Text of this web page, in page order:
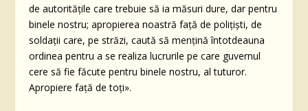
de autoritățile care trebuie să ia măsuri dure, dar pentru
binele nostru; apropierea noastră față de polițiști, de
soldații care, pe străzi, caută să mențină întotdeauna
ordinea pentru a se realiza lucrurile pe care guvernul
cere să fie făcute pentru binele nostru, al tuturor.
Apropiere față de toți».